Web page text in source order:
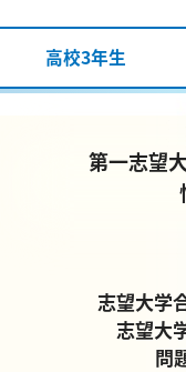
高校3年生
第一志望
志望大学
志望大
問